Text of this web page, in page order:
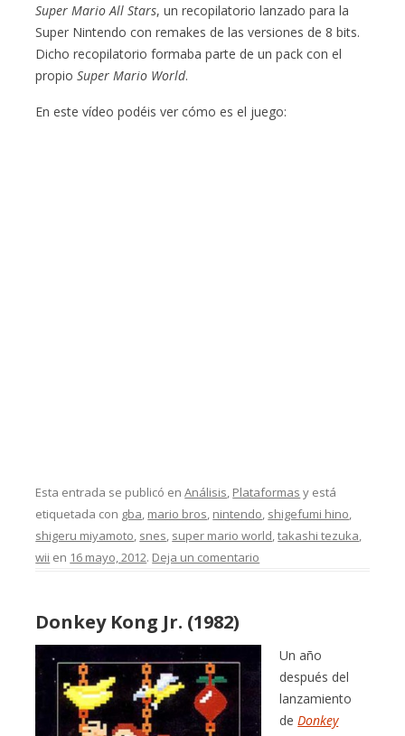
Super Mario All Stars, un recopilatorio lanzado para la
Super Nintendo con remakes de las versiones de 8 bits.
Dicho recopilatorio formaba parte de un pack con el
propioSuper Mario World.
En este vídeo podéis ver cómo es el juego:
Esta entrada se publicó enAnálisis, Plataformas y está
etiquetada con gba, mario bros, nintendo, shigefumi hino,
shigeru miyamoto, snes, super mario world,takashi tezuka,
wii en 16 mayo, 2012. Deja un comentario
Donkey Kong Jr. (1982)
Un año
después del
lanzamiento
de Donkey